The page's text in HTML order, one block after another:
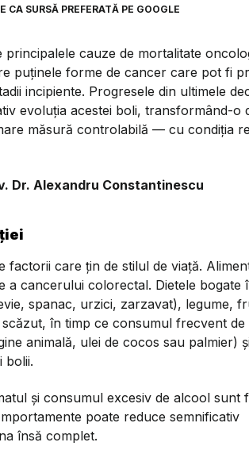
CA SURSĂ PREFERATĂ PE GOOGLE
cauze de mortalitate
puținele forme de cancer care pot fi
incipiente. Progresele din ultimele
evoluția acestei boli, transformând-o
măsură controlabilă — cu condiția
Dr. Alexandru Constantinescu
care țin de stilul de viață.
a cancerului colorectal. Dietele bogate
spanac, urzici, zarzavat), legume,
în timp ce consumul frecvent de
animală, ulei de cocos sau palmier)
bolii.
și consumul excesiv de alcool sunt
poate reduce semnificativ
însă complet.